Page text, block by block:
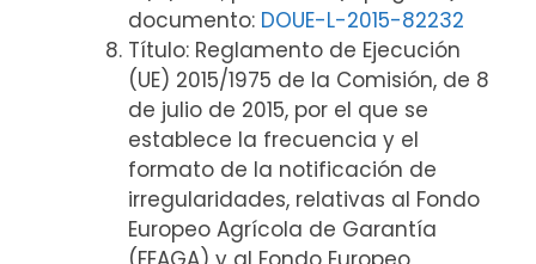
documento: DOUE-L-2015-82232
Título: Reglamento de Ejecución
(UE) 2015/1975 de la Comisión, de 8
de julio de 2015, por el que se
establece la frecuencia y el
formato de la notificación de
irregularidades, relativas al Fondo
Europeo Agrícola de Garantía